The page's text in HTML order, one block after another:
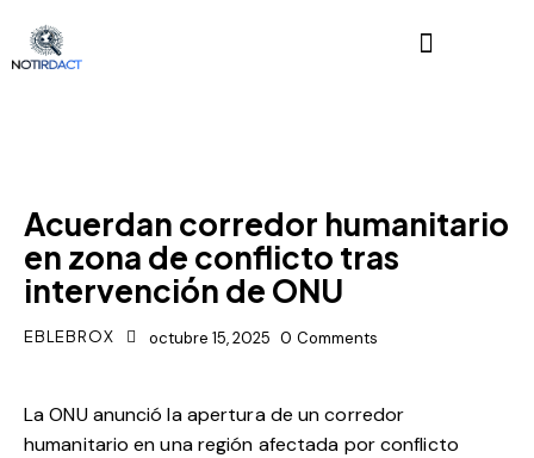
Acuerdan corredor humanitario
en zona de conflicto tras
intervención de ONU
EBLEBROX octubre 15, 2025 0 Comments
La ONU anunció la apertura de un corredor
humanitario en una región afectada por conflicto